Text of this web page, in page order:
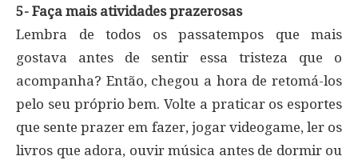
5- Faça mais atividades prazerosas
Lembra de todos os passatempos que mais
gostava antes de sentir essa tristeza que o
acompanha? Então, chegou a hora de retomá-los
pelo seu próprio bem. Volte a praticar os esportes
que sente prazer em fazer, jogar videogame, ler os
livros que adora, ouvir música antes de dormir ou